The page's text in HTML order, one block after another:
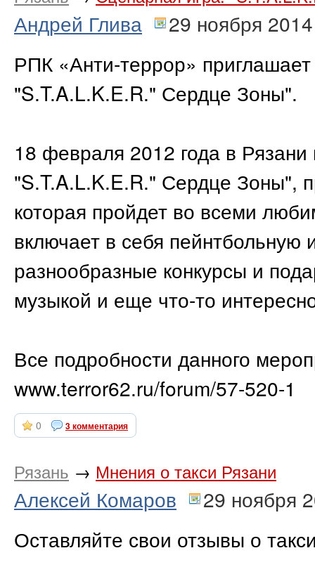
Андрей Глива
29 ноября 2014
РПК «Анти-террор»
"S.T.A.L.K.E.R." Сердце Зоны".
18 февраля 2012 года в Рязани
"S.T.A.L.K.E.R." Сердце Зоны",
которая пройдет во всеми
включает в себя
разнообразные конкурсы и
музыкой и еще что-то
Все подробности данного
www.terror62.ru/forum/57-520-1
0 3 комментария
Рязань → Мнения о такси Рязани
Алексей Комаров
29 ноября
Оставляйте свои отзывы о